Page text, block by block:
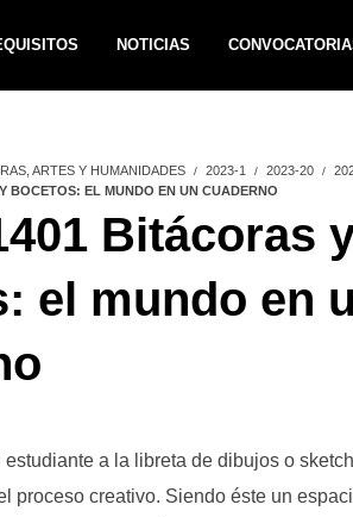
NOTICIAS
ARTES Y HUMANIDADES 2023-1 2023-20
BOCETOS: EL MUNDO EN UN CUADERNO
Bitácoras
el mundo en
estudiante a la libreta de dibujos o
proceso creativo. Siendo éste un